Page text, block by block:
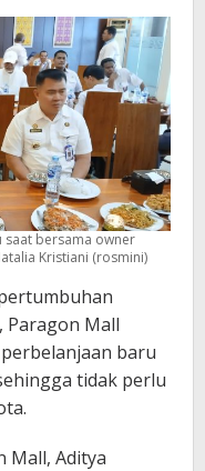
saat bersama owner
Kristiani (rosmini)
Mall
baru
tidak perlu
Mall, Aditya